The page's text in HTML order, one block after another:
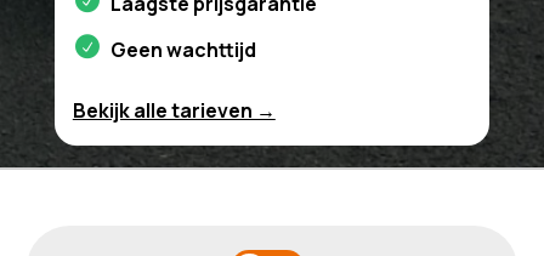
Geen wachttijd
Bekijk alle tarieven →